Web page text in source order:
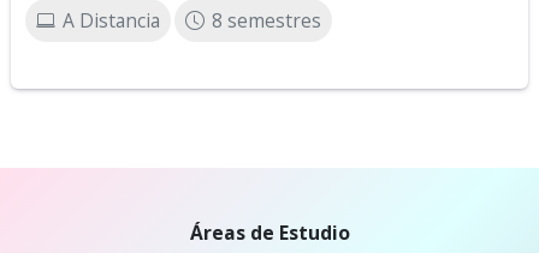
A Distancia 8 semestres
Áreas de Estudio